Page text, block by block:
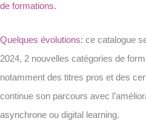
de formations.
Quelques évolutions: ce catalogue
2024, 2 nouvelles catégories de
notamment des titres pros et des
continue son parcours avec
asynchrone ou digital learning.